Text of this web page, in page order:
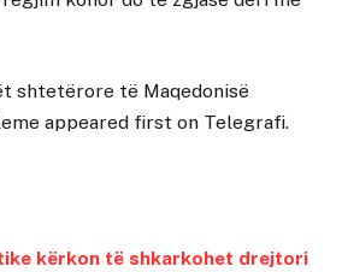
shtetërore të Maqedonisë
appeared first on Telegrafi.
kërkon të shkarkohet drejtori